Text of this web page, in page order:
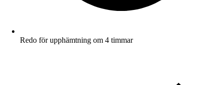
Redo för upphämtning om 4 timmar